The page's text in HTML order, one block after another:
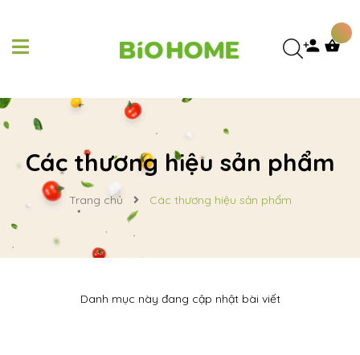
Các thương hiệu sản phẩm
Trang chủ Các thương hiệu sản phẩm
Danh mục này đang cập nhật bài viết